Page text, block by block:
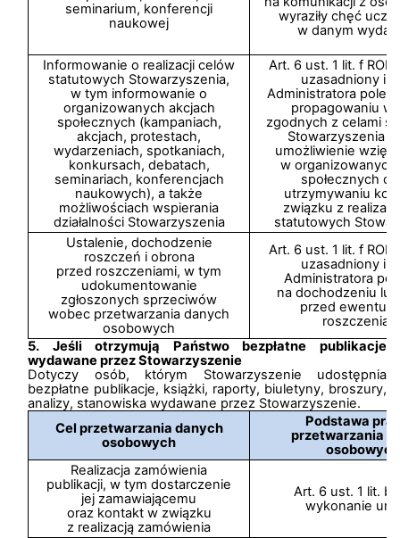
seminarium, konferencji
naukowej
wyraziły chęć
w danym
Informowanie o realizacji celów
statutowych Stowarzyszenia,
w tym informowanie o
organizowanych akcjach
społecznych (kampaniach,
akcjach, protestach,
wydarzeniach, spotkaniach,
konkursach, debatach,
seminariach, konferencjach
naukowych), a także
możliwościach wspierania
działalności Stowarzyszenia
Art. 6 ust. 1 lit. f
uzasadniony
Administratora
propagowaniu
zgodnych z celami
Stowarzyszenia
umożliwienie
w organizowanych
społecznych
utrzymywaniu
związku z
statutowych
Ustalenie, dochodzenie
roszczeń i obrona
przed roszczeniami, w tym
udokumentowanie
zgłoszonych sprzeciwów
wobec przetwarzania danych
osobowych
Art. 6 ust. 1 lit. f
uzasadniony
Administratora
na dochodzeniu
przed
5. Jeśli otrzymują Państwo bezpłatne publikacje
wydawane przez Stowarzyszenie
Dotyczy osób, którym Stowarzyszenie udostępnia
bezpłatne publikacje, książki, raporty, biuletyny, broszury,
analizy, stanowiska wydawane przez Stowarzyszenie.
Cel przetwarzania danych
osobowych
Podstawa
przetwarzania
osobowych
Realizacja zamówienia
publikacji, w tym dostarczenie
jej zamawiającemu
oraz kontakt w związku
z realizacją zamówienia
Art. 6 ust. 1 lit. b
wykonanie